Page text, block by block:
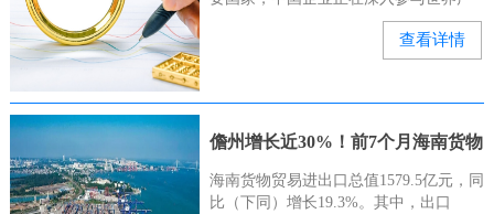
业链、供应链。“有几位俄罗斯和中亚的
查看详情
儋州增长近30%！前7个月海南货物
贸易进出口总值亮眼→
海南货物贸易进出口总值1579.5亿元，同
比（下同）增长19.3%。其中，出口